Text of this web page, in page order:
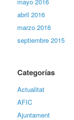
abril 2016
marzo 2016
septiembre 2015
Categorías
Actualitat
AFIC
Ajuntament